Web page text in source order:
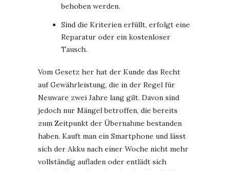
behoben werden.
Sind die Kriterien erfüllt, erfolgt eine
Reparatur oder ein kostenloser
Tausch.
Vom Gesetz her hat der Kunde das Recht
auf Gewährleistung, die in der Regel für
Neuware zwei Jahre lang gilt. Davon sind
jedoch nur Mängel betroffen, die bereits
zum Zeitpunkt der Übernahme bestanden
haben. Kauft man ein Smartphone und lässt
sich der Akku nach einer Woche nicht mehr
vollständig aufladen oder entlädt sich